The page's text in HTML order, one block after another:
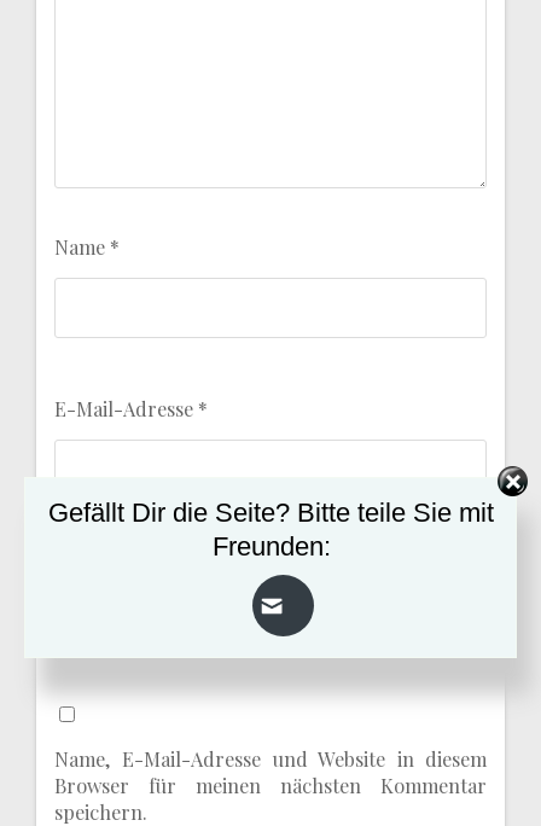
Name *
E-Mail-Adresse *
Name, E-Mail-Adresse und Website in diesem
Browser für meinen nächsten Kommentar
speichern.
Gefällt Dir die Seite? Bitte teile Sie mit
Freunden: